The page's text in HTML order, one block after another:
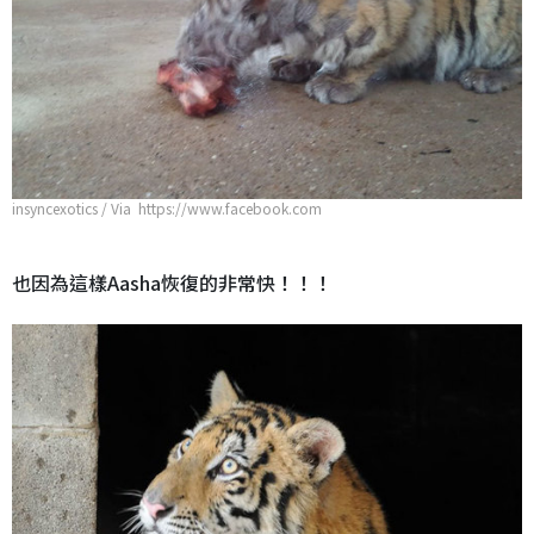
insyncexotics / Via https://www.facebook.com
也因為這樣Aasha恢復的非常快！！！